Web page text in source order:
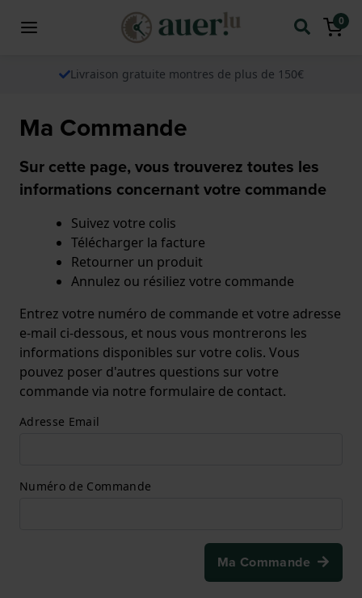
0
Livraison gratuite montres de plus de 150€
Ma Commande
Sur cette page, vous trouverez toutes les
informations concernant votre commande
Suivez votre colis
Télécharger la facture
Retourner un produit
Annulez ou résiliez votre commande
Entrez votre numéro de commande et votre adresse
e-mail ci-dessous, et nous vous montrerons les
informations disponibles sur votre colis. Vous
pouvez poser d'autres questions sur votre
commande via notre formulaire de contact.
Adresse Email
Numéro de Commande
Ma Commande